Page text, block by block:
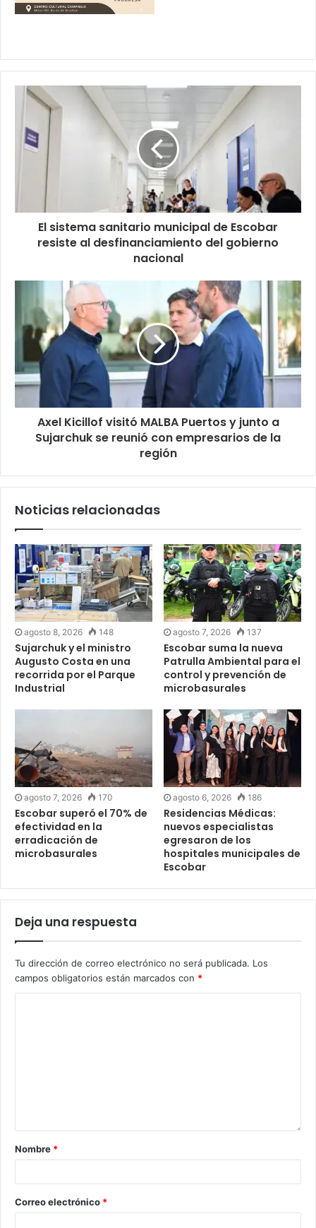
El sistema sanitario municipal de Escobar
resiste al desfinanciamiento del gobierno
nacional
Axel Kicillof visitó MALBA Puertos y junto a
Sujarchuk se reunió con empresarios de la
región
Noticias relacionadas
agosto 8, 2026 148
Sujarchuk y el ministro
Augusto Costa en una
recorrida por el Parque
Industrial
agosto 7, 2026 137
Escobar suma la nueva
Patrulla Ambiental para el
control y prevención de
microbasurales
agosto 7, 2026 170
Escobar superó el 70% de
efectividad en la
erradicación de
microbasurales
agosto 6, 2026 186
Residencias Médicas:
nuevos especialistas
egresaron de los
hospitales municipales de
Escobar
Deja una respuesta
Tu dirección de correo electrónico no será publicada. Los
campos obligatorios están marcados con *
Nombre *
Correo electrónico *